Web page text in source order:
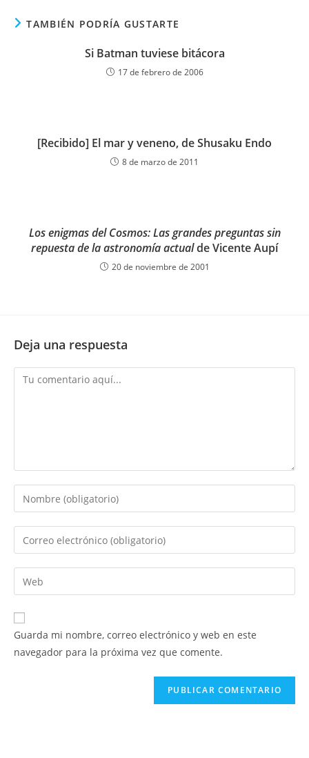
TAMBIÉN PODRÍA GUSTARTE
Si Batman tuviese bitácora
17 de febrero de 2006
[Recibido] El mar y veneno, de Shusaku Endo
8 de marzo de 2011
Los enigmas del Cosmos: Las grandes preguntas sin
repuesta de la astronomía actualde Vicente Aupí
20 de noviembre de 2001
Deja una respuesta
Comentario
Introduce
tu
nombre
de
usuario
para
comentar
Introduce
tu
dirección
de
electrónico
para
comentar
Introduce
la
URL
de
Guarda mi nombre, correo electrónico y web en este
navegador para la próxima vez que comente.